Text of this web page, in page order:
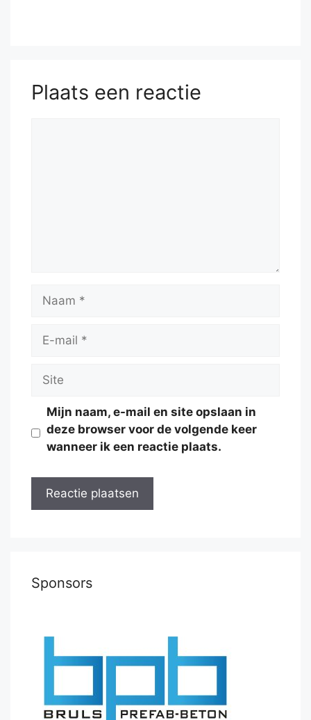
Plaats een reactie
Naam
Site
Mijn naam, e-mail en site opslaan in
deze browser voor de volgende keer
wanneer ik een reactie plaats.
Sponsors